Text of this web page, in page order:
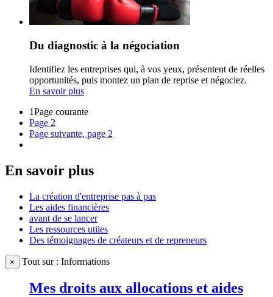
Du diagnostic à la négociation
Identifiez les entreprises qui, à vos yeux, présentent de réelles
opportunités, puis montez un plan de reprise et négociez.
En savoir plus
1Page courante
Page 2
Page suivante, page 2
En savoir plus
La création d'entreprise pas à pas
Les aides financières
avant de se lancer
Les ressources utiles
Des témoignages de créateurs et de repreneurs
× Tout sur : Informations
Mes droits aux allocations et aides